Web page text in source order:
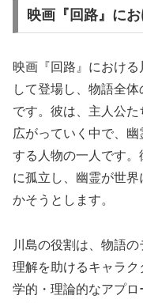
映画『回路』に
映画『回路』におけ
して登場し、物語全
です。彼は、主人公
広がっていく中で、
する人物の一人です
に孤立し、幽霊が世
かそうとします。
川島の役割は、物語
理解を助けるキャラ
学的・理論的なアプ